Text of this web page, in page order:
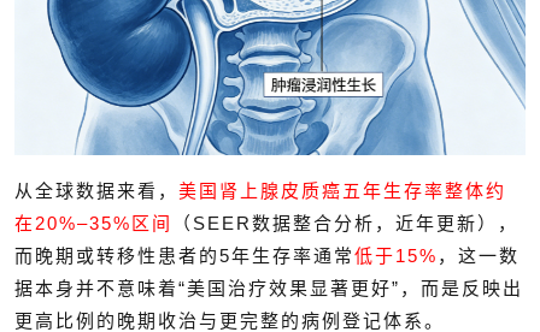
从全球数据来看， 美国肾上腺皮质癌五年生存率整体约
在20%–35%区间
（SEER数据整合分析，近年更新），
而晚期或转移性患者的5年生存率通常低于15% ，这一数
据本身并不意味着“美国治疗效果显著更好”，而是反映出
更高比例的晚期收治与更完整的病例登记体系。